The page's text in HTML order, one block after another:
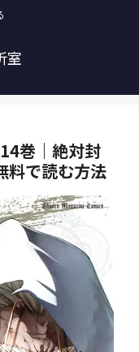
室
巻｜絶対封
料で読む方法